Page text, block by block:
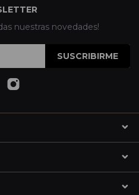
nuestras novedades!
SUSCRIBIRME